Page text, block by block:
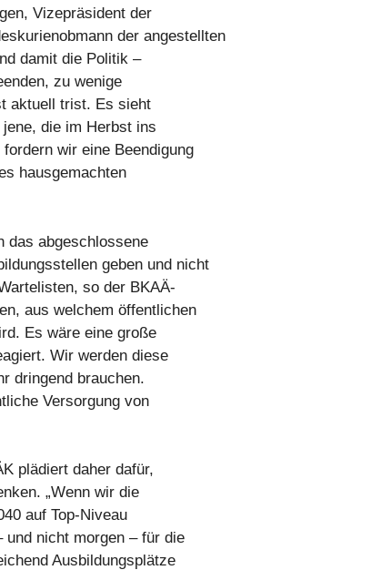
Vizepräsident der
der angestellten
damit die Politik –
zu wenige
aktuell trist. Es sieht
die im Herbst ins
wir eine Beendigung
hausgemachten
das abgeschlossene
geben und nicht
so der BKAÄ-
aus welchem öffentlichen
Es wäre eine große
Wir werden diese
dringend brauchen.
Versorgung von
plädiert daher dafür,
„Wenn wir die
auf Top-Niveau
und nicht morgen – für die
Ausbildungsplätze